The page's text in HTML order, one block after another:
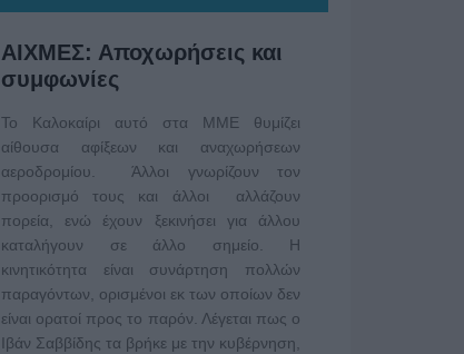
ΑΙΧΜΕΣ: Αποχωρήσεις και
συμφωνίες
Το Καλοκαίρι αυτό στα ΜΜΕ θυμίζει
αίθουσα αφίξεων και αναχωρήσεων
αεροδρομίου. Άλλοι γνωρίζουν τον
προορισμό τους και άλλοι αλλάζουν
πορεία, ενώ έχουν ξεκινήσει για άλλου
καταλήγουν σε άλλο σημείο. Η
κινητικότητα είναι συνάρτηση πολλών
παραγόντων, ορισμένοι εκ των οποίων δεν
είναι ορατοί προς το παρόν. Λέγεται πως ο
Ιβάν Σαββίδης τα βρήκε με την κυβέρνηση,